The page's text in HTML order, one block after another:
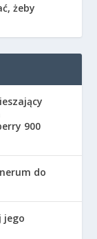
żeby
900
do
jego